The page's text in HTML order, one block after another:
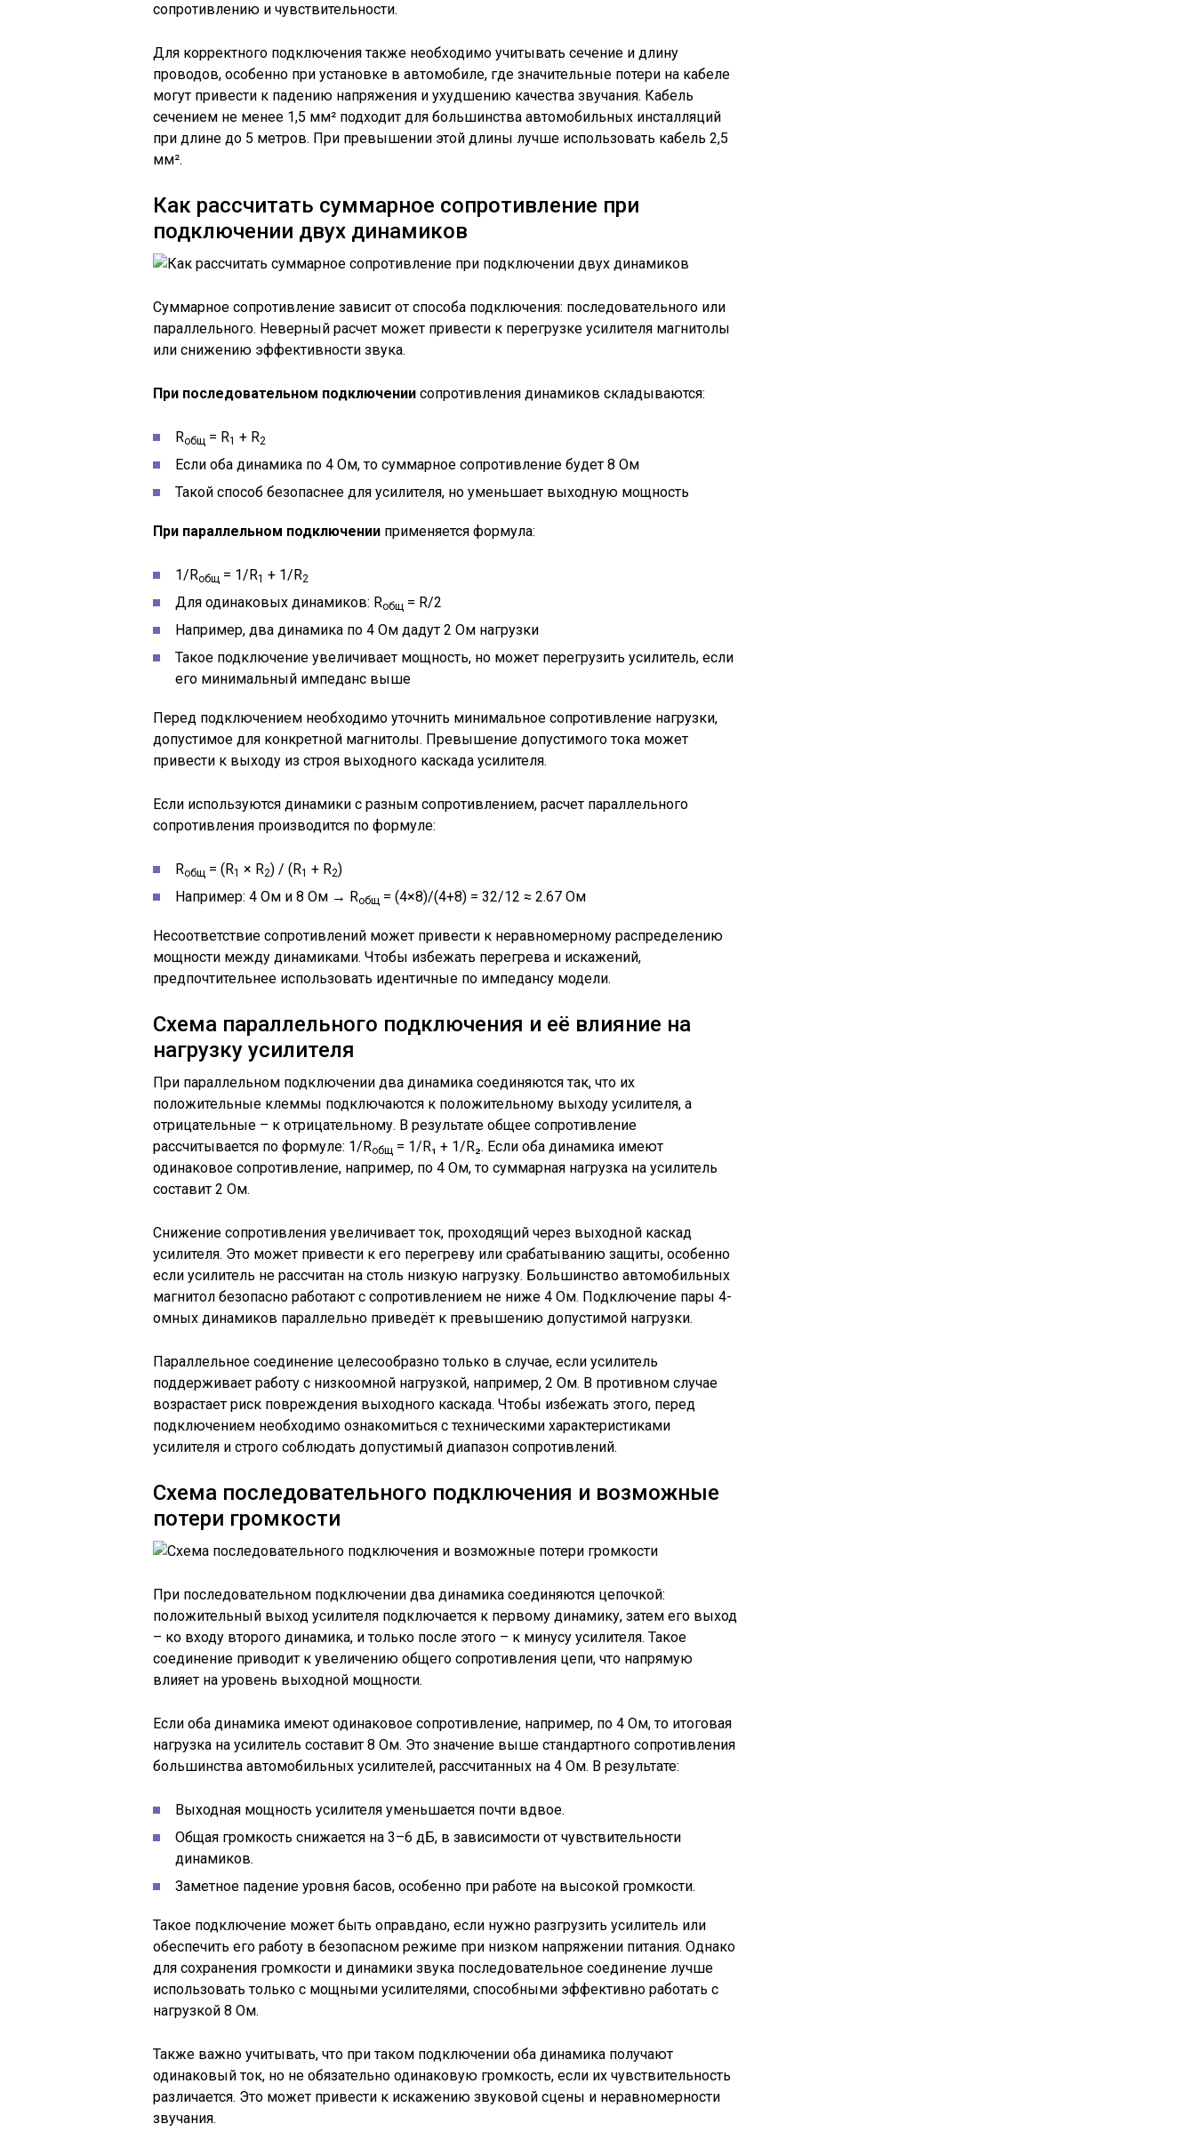
сопротивлению и чувствительности.
Для корректного подключения также необходимо учитывать сечение и длину
проводов, особенно при установке в автомобиле, где значительные потери на кабеле
могут привести к падению напряжения и ухудшению качества звучания. Кабель
сечением не менее 1,5 мм² подходит для большинства автомобильных инсталляций
при длине до 5 метров. При превышении этой длины лучше использовать кабель 2,5
мм².
Как рассчитать суммарное сопротивление при
подключении двух динамиков
Суммарное сопротивление зависит от способа подключения: последовательного или
параллельного. Неверный расчет может привести к перегрузке усилителя магнитолы
или снижению эффективности звука.
При последовательном подключении сопротивления динамиков складываются:
Rобщ = R1 + R2
Если оба динамика по 4 Ом, то суммарное сопротивление будет 8 Ом
Такой способ безопаснее для усилителя, но уменьшает выходную мощность
При параллельном подключении применяется формула:
1/Rобщ = 1/R1 + 1/R2
Для одинаковых динамиков: Rобщ = R/2
Например, два динамика по 4 Ом дадут 2 Ом нагрузки
Такое подключение увеличивает мощность, но может перегрузить усилитель, если
его минимальный импеданс выше
Перед подключением необходимо уточнить минимальное сопротивление нагрузки,
допустимое для конкретной магнитолы. Превышение допустимого тока может
привести к выходу из строя выходного каскада усилителя.
Если используются динамики с разным сопротивлением, расчет параллельного
сопротивления производится по формуле:
Rобщ = (R1 × R2) / (R1 + R2)
Например: 4 Ом и 8 Ом → Rобщ = (4×8)/(4+8) = 32/12 ≈ 2.67 Ом
Несоответствие сопротивлений может привести к неравномерному распределению
мощности между динамиками. Чтобы избежать перегрева и искажений,
предпочтительнее использовать идентичные по импедансу модели.
Схема параллельного подключения и её влияние на
нагрузку усилителя
При параллельном подключении два динамика соединяются так, что их
положительные клеммы подключаются к положительному выходу усилителя, а
отрицательные – к отрицательному. В результате общее сопротивление
рассчитывается по формуле: 1/Rобщ = 1/R₁ + 1/R₂. Если оба динамика имеют
одинаковое сопротивление, например, по 4 Ом, то суммарная нагрузка на усилитель
составит 2 Ом.
Снижение сопротивления увеличивает ток, проходящий через выходной каскад
усилителя. Это может привести к его перегреву или срабатыванию защиты, особенно
если усилитель не рассчитан на столь низкую нагрузку. Большинство автомобильных
магнитол безопасно работают с сопротивлением не ниже 4 Ом. Подключение пары 4-
омных динамиков параллельно приведёт к превышению допустимой нагрузки.
Параллельное соединение целесообразно только в случае, если усилитель
поддерживает работу с низкоомной нагрузкой, например, 2 Ом. В противном случае
возрастает риск повреждения выходного каскада. Чтобы избежать этого, перед
подключением необходимо ознакомиться с техническими характеристиками
усилителя и строго соблюдать допустимый диапазон сопротивлений.
Схема последовательного подключения и возможные
потери громкости
При последовательном подключении два динамика соединяются цепочкой:
положительный выход усилителя подключается к первому динамику, затем его выход
– ко входу второго динамика, и только после этого – к минусу усилителя. Такое
соединение приводит к увеличению общего сопротивления цепи, что напрямую
влияет на уровень выходной мощности.
Если оба динамика имеют одинаковое сопротивление, например, по 4 Ом, то итоговая
нагрузка на усилитель составит 8 Ом. Это значение выше стандартного сопротивления
большинства автомобильных усилителей, рассчитанных на 4 Ом. В результате:
Выходная мощность усилителя уменьшается почти вдвое.
Общая громкость снижается на 3–6 дБ, в зависимости от чувствительности
динамиков.
Заметное падение уровня басов, особенно при работе на высокой громкости.
Такое подключение может быть оправдано, если нужно разгрузить усилитель или
обеспечить его работу в безопасном режиме при низком напряжении питания. Однако
для сохранения громкости и динамики звука последовательное соединение лучше
использовать только с мощными усилителями, способными эффективно работать с
нагрузкой 8 Ом.
Также важно учитывать, что при таком подключении оба динамика получают
одинаковый ток, но не обязательно одинаковую громкость, если их чувствительность
различается. Это может привести к искажению звуковой сцены и неравномерности
звучания.